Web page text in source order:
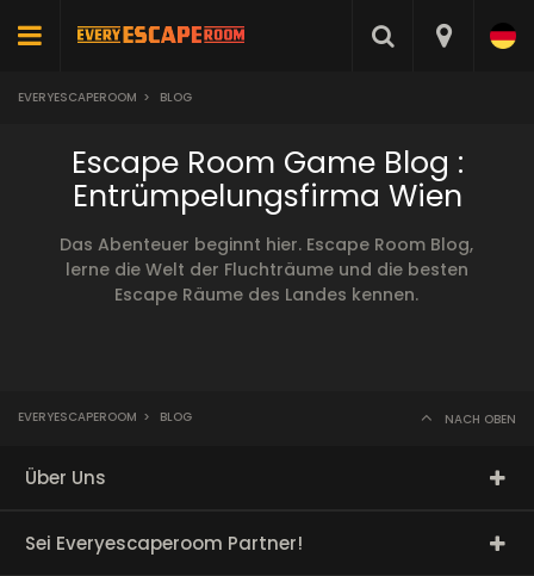
EVERYESCAPEROOM > BLOG
Escape Room Game Blog :
Entrümpelungsfirma Wien
Das Abenteuer beginnt hier. Escape Room Blog,
lerne die Welt der Fluchträume und die besten
Escape Räume des Landes kennen.
EVERYESCAPEROOM > BLOG NACH OBEN
Über Uns
Sei Everyescaperoom Partner!